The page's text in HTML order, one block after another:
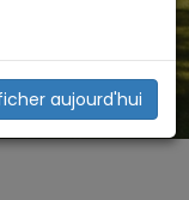
aujourd'hui